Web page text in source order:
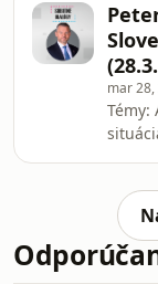
NR
SaS;
Matej
Rádio
mar
Témy:
Matej
Rádio